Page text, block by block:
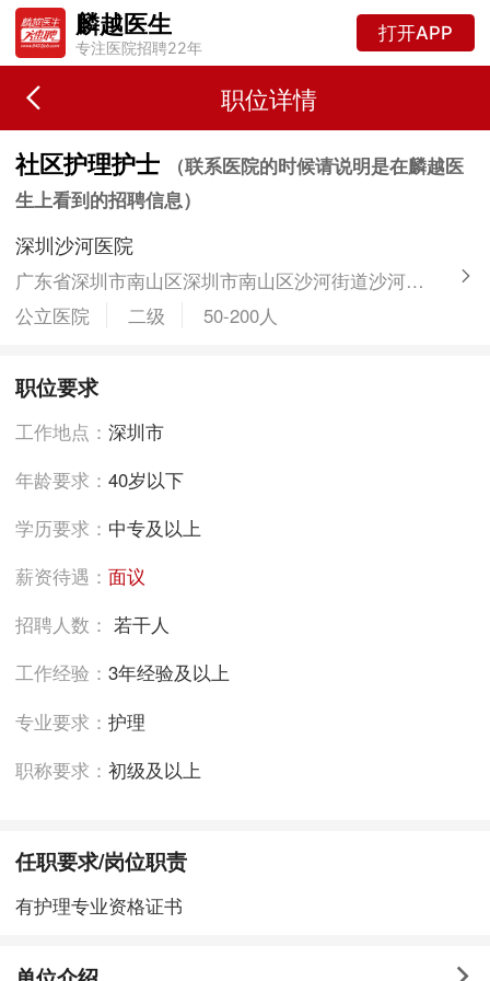
麟越医生
专注医院招聘22年
打开APP
职位详情
社区护理护士
（联系医院的时候请说明是在麟越医
生上看到的招聘信息）
深圳沙河医院
广东省深圳市南山区深圳市南山区沙河街道沙河街32号
公立医院
二级 50-200人
职位要求
工作地点：深圳市
年龄要求：40岁以下
学历要求： 中专及以上
薪资待遇：面议
招聘人数：若干人
工作经验：3年经验及以上
专业要求：护理
职称要求：初级及以上
任职要求/岗位职责
有护理专业资格证书